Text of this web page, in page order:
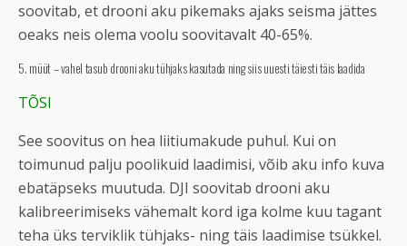
soovitab, et drooni aku pikemaks ajaks seisma jättes
oeaks neis olema voolu soovitavalt 40-65%.
5. müüt – vahel tasub drooni aku tühjaks kasutada ning siis uuesti täiesti täis laadida
TÕSI
See soovitus on hea liitiumakude puhul. Kui on
toimunud palju poolikuid laadimisi, võib aku info kuva
ebatäpseks muutuda. DJI soovitab drooni aku
kalibreerimiseks vähemalt kord iga kolme kuu tagant
teha üks terviklik tühjaks- ning täis laadimise tsükkel.